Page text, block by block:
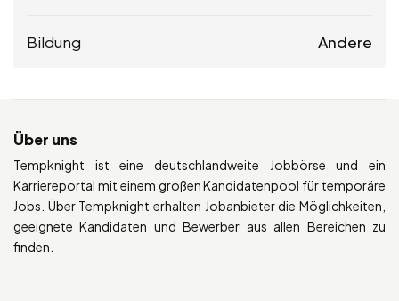
Bildung Andere
Über uns
Tempknight ist eine deutschlandweite Jobbörse und ein
Karriereportal mit einem großen Kandidatenpool für temporäre
Jobs. Über Tempknight erhalten Jobanbieter die Möglichkeiten,
geeignete Kandidaten und Bewerber aus allen Bereichen zu
finden.